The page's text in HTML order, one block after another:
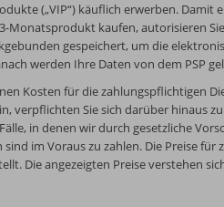
(„VIP“) käuflich erwerben.
kaufen, autorisieren
gespeichert, um die
werden Ihre Daten von dem PSP
Kosten für die zahlungspflichtigen
verpflichten Sie sich darüber hinaus
in denen wir durch gesetzliche
im Voraus zu zahlen. Die Preise
Die angezeigten Preise verstehen